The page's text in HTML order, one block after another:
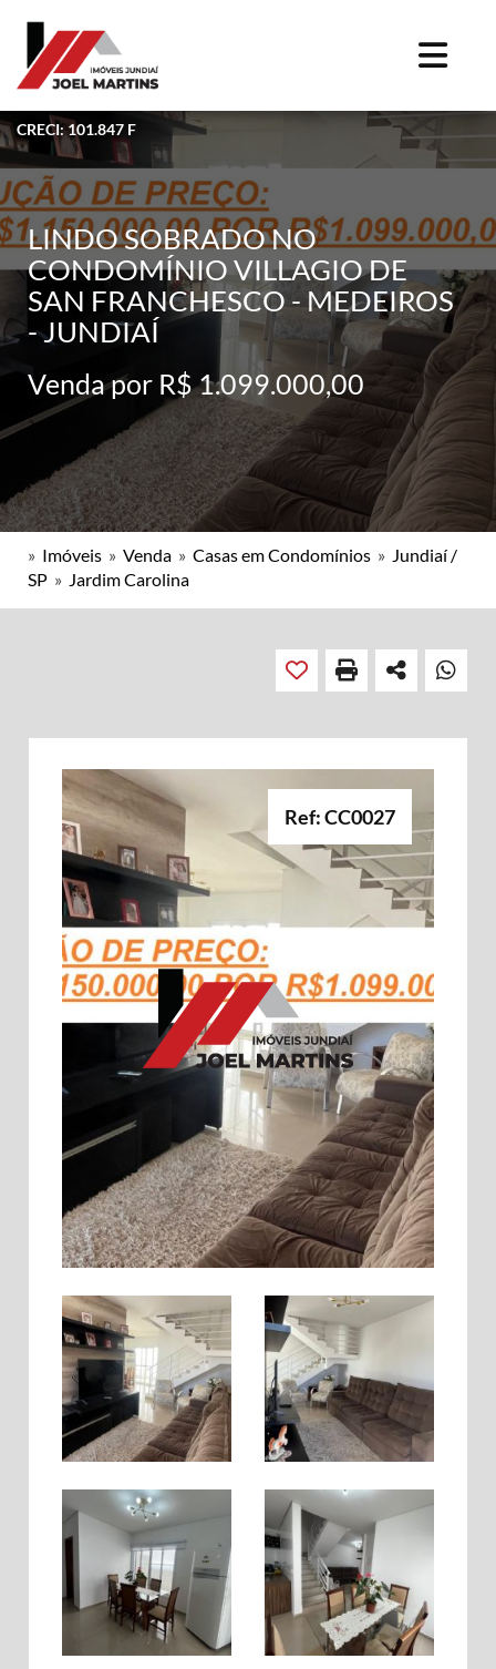
CRECI: 101.847 F
LINDO SOBRADO NO
CONDOMÍNIO VILLAGIO DE
SAN FRANCHESCO - MEDEIROS
- JUNDIAÍ
Venda por R$ 1.099.000,00
» Imóveis » Venda » Casas em Condomínios » Jundiaí /
SP » Jardim Carolina
Ref: CC0027